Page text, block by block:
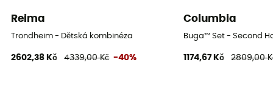
Reima
Trondheim - Dětská kombinéza
2602,38 Kč 4339,00 Kč -40%
Columbia
Buga™ Set - Second
1174,67 Kč 2809,00